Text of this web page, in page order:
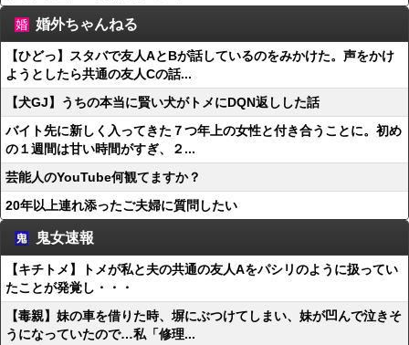
婚外ちゃんねる
【ひどっ】スタバで友人AとBが話しているのをみかけた。声をかけ
ようとしたら共通の友人Cの話...
【犬GJ】うちの本当に賢い犬がトメにDQN返しした話
バイト先に新しく入ってきた７つ年上の女性と付き合うことに。初め
の１週間は甘い時間がすぎ、２...
芸能人のYouTube何観てますか？
20年以上連れ添ったご夫婦に質問したい
鬼女速報
【キチトメ】トメが私と夫の共通の友人Aをパシリのように扱ってい
たことが発覚し・・・
【毒親】妹の車を借りた時、塀にぶつけてしまい、妹が凹んで泣きそ
うになっていたので…私「修理...